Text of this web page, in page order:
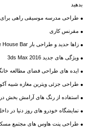
بدهید
طراحی مدرسه موسیقی راهی برای
مقرنس کاری
زاها حدید و طراحی بار Home House Bar لندن:
ویژگی های جدید 3ds Max 2016
ایده های طراحی فضای مطالعه
طراحی جزئی ویترین مغازه شبیه
استفاده از رنگ های آرامش بخش
نمایشگاه خودرو های روز دنیا در
طراحی پنت هاوس های مجتمع